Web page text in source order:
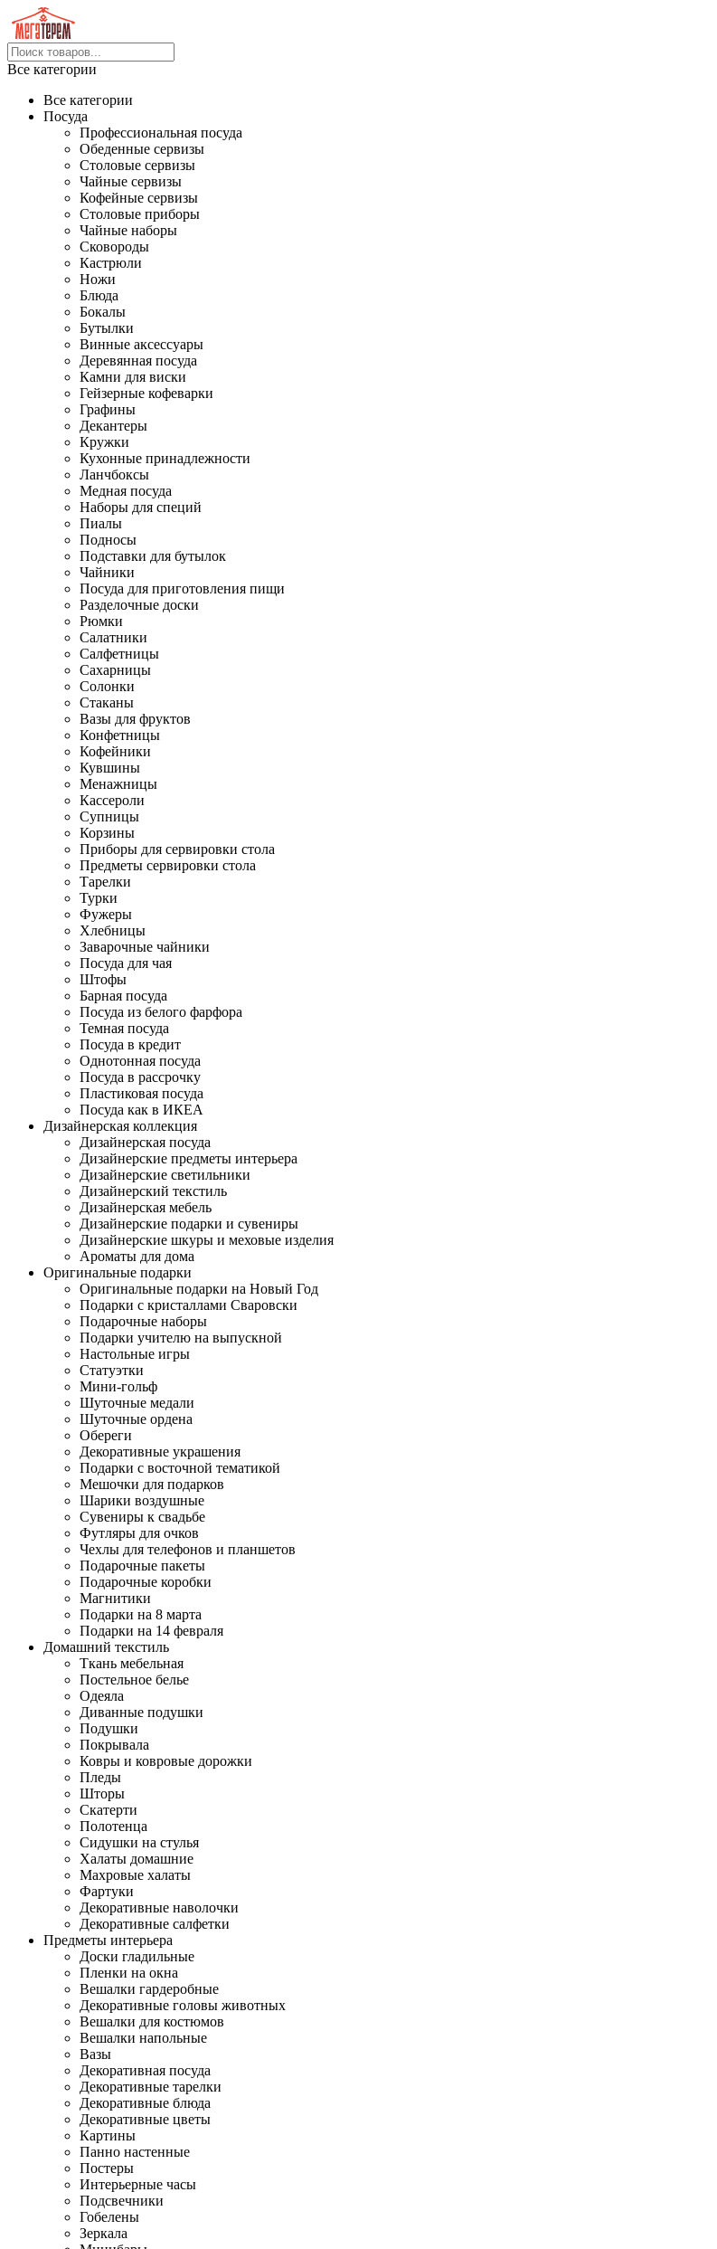
Все категории
Все категории
Посуда
Профессиональная посуда
Обеденные сервизы
Столовые сервизы
Чайные сервизы
Кофейные сервизы
Столовые приборы
Чайные наборы
Сковороды
Кастрюли
Ножи
Блюда
Бокалы
Бутылки
Винные аксессуары
Деревянная посуда
Камни для виски
Гейзерные кофеварки
Графины
Декантеры
Кружки
Кухонные принадлежности
Ланчбоксы
Медная посуда
Наборы для специй
Пиалы
Подносы
Подставки для бутылок
Чайники
Посуда для приготовления пищи
Разделочные доски
Рюмки
Салатники
Салфетницы
Сахарницы
Солонки
Стаканы
Вазы для фруктов
Конфетницы
Кофейники
Кувшины
Менажницы
Кассероли
Супницы
Корзины
Приборы для сервировки стола
Предметы сервировки стола
Тарелки
Турки
Фужеры
Хлебницы
Заварочные чайники
Посуда для чая
Штофы
Барная посуда
Посуда из белого фарфора
Темная посуда
Посуда в кредит
Однотонная посуда
Посуда в рассрочку
Пластиковая посуда
Посуда как в ИКЕА
Дизайнерская коллекция
Дизайнерская посуда
Дизайнерские предметы интерьера
Дизайнерские светильники
Дизайнерский текстиль
Дизайнерская мебель
Дизайнерские подарки и сувениры
Дизайнерские шкуры и меховые изделия
Ароматы для дома
Оригинальные подарки
Оригинальные подарки на Новый Год
Подарки с кристаллами Сваровски
Подарочные наборы
Подарки учителю на выпускной
Настольные игры
Статуэтки
Мини-гольф
Шуточные медали
Шуточные ордена
Обереги
Декоративные украшения
Подарки с восточной тематикой
Мешочки для подарков
Шарики воздушные
Сувениры к свадьбе
Футляры для очков
Чехлы для телефонов и планшетов
Подарочные пакеты
Подарочные коробки
Магнитики
Подарки на 8 марта
Подарки на 14 февраля
Домашний текстиль
Ткань мебельная
Постельное белье
Одеяла
Диванные подушки
Подушки
Покрывала
Ковры и ковровые дорожки
Пледы
Шторы
Скатерти
Полотенца
Сидушки на стулья
Халаты домашние
Махровые халаты
Фартуки
Декоративные наволочки
Декоративные салфетки
Предметы интерьера
Доски гладильные
Пленки на окна
Вешалки гардеробные
Декоративные головы животных
Вешалки для костюмов
Вешалки напольные
Вазы
Декоративная посуда
Декоративные тарелки
Декоративные блюда
Декоративные цветы
Картины
Панно настенные
Постеры
Интерьерные часы
Подсвечники
Гобелены
Зеркала